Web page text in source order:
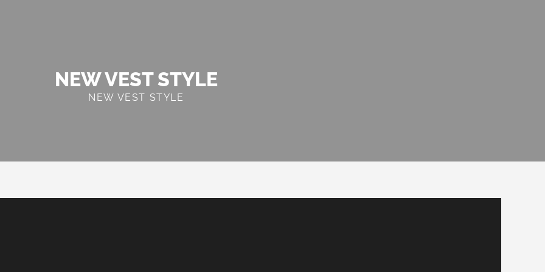
NEW VEST STYLE
NEW VEST STYLE